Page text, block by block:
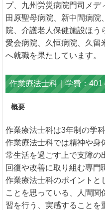
プ、九州労災病院門司メデ
田原聖母病院、新中間病院
院、介護老人保健施設ほ
愛会病院、久恒病院、久留
へ就職を果たしています。
作業療法士科｜学費：401
概要
作業療法士科は3年制の学科
作業療法士科では精神や身
常生活を過ごす上で支障の
回復や改善に取り組む専門
作業療法士科のポイントと
ことを思っている、人間関
習を行う、実感することを